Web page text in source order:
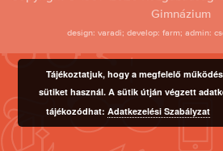
Gimnázium
design: varadi; develop: farm; admin:
Tájékoztatjuk, hogy a megfelelő
sütiket használ. A sütik útján végzett
tájékozódhat:Adatkezelési Szabályzat